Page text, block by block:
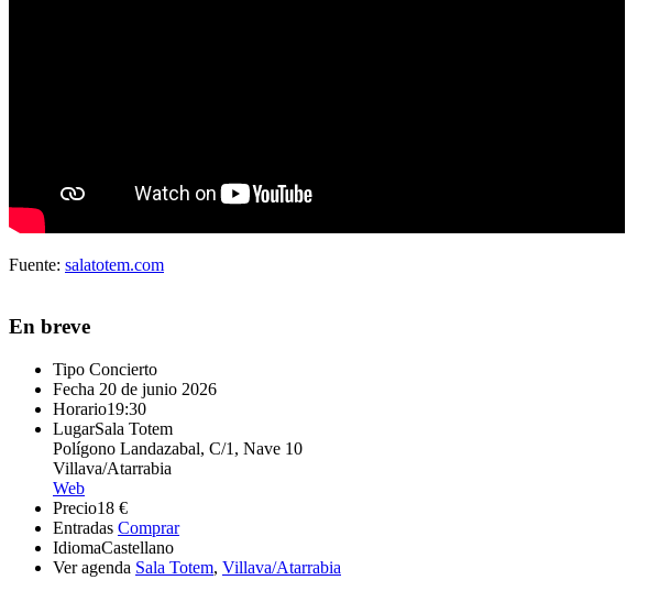
Fuente: salatotem.com
En breve
Tipo Concierto
Fecha 20 de junio 2026
Horario19:30
LugarSala Totem
Polígono Landazabal, C/1, Nave 10
Villava/Atarrabia
Web
Precio18 €
Entradas Comprar
IdiomaCastellano
Ver agenda Sala Totem, Villava/Atarrabia